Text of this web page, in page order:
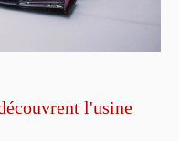
l'usine